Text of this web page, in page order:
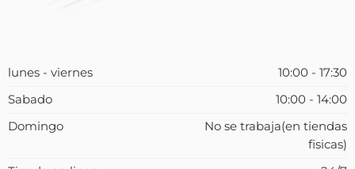
lunes - viernes
10:00 - 17:30
Sabado
10:00 - 14:00
Domingo
No se trabaja(en tiendas
fisicas)